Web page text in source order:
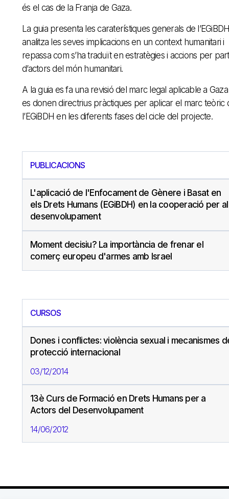
és el cas de la Franja de Gaza.
La guia presenta les caraterístiques generals de
analitza les seves implicacions en un context humanitari i
repassa com s’ha traduït en estratègies i accions per part
d’actors del món humanitari.
A la guia es fa una revisió del marc legal aplicable a Gaza
es donen directrius pràctiques per aplicar el marc teòric
l’EGiBDH en les diferents fases del cicle del projecte.
PUBLICACIONS
L'aplicació de l'Enfocament de Gènere i Basat en
els Drets Humans (EGiBDH) en la cooperació per al
desenvolupament
Moment decisiu? La importància de frenar el
comerç europeu d'armes amb Israel
CURSOS
Dones i conflictes: violència sexual i mecanismes
protecció internacional
03/12/2014
13è Curs de Formació en Drets Humans per a
Actors del Desenvolupament
14/06/2012